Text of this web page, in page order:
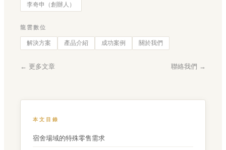
李奇申（創辦人）
龍雲數位
解決方案 產品介紹 成功案例 關於我們
← 更多文章 聯絡我們 →
本文目錄
宿舍場域的特殊零售需求